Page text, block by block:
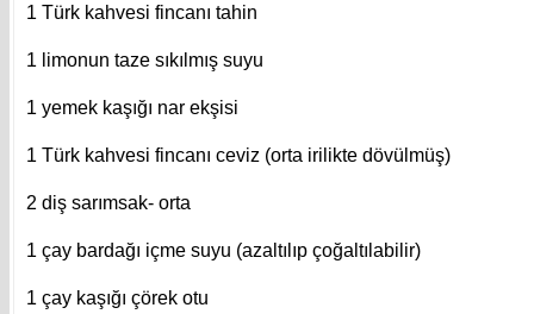
1 Türk kahvesi fincanı tahin
1 limonun taze sıkılmış suyu
1 yemek kaşığı nar ekşisi
1 Türk kahvesi fincanı ceviz (orta irilikte dövülmüş)
2 diş sarımsak- orta
1 çay bardağı içme suyu (azaltılıp çoğaltılabilir)
1 çay kaşığı çörek otu